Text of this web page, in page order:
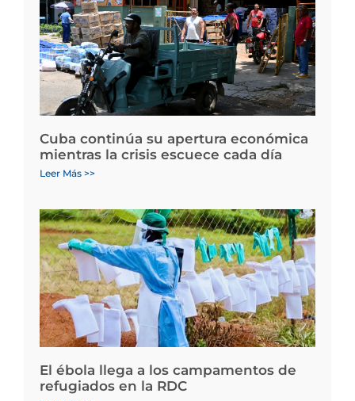
Cuba continúa su apertura económica
mientras la crisis escuece cada día
Leer Más >>
El ébola llega a los campamentos de
refugiados en la RDC